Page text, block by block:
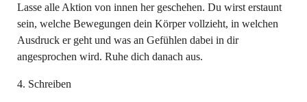
Lasse alle Aktion von innen her geschehen. Du wirst erstaunt
sein, welche Bewegungen dein Körper vollzieht, in welchen
Ausdruck er geht und was an Gefühlen dabei in dir
angesprochen wird. Ruhe dich danach aus.
4. Schreiben